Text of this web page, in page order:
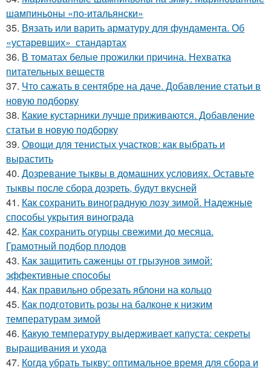
шампиньоны «по-итальянски»
35. Вязать или варить арматуру для фундамента. Об
«устаревших» стандартах
36. В томатах белые прожилки причина. Нехватка
питательных веществ
37. Что сажать в сентябре на даче. Добавление статьи в
новую подборку
38. Какие кустарники лучше приживаются. Добавление
статьи в новую подборку
39. Овощи для тенистых участков: как выбрать и
вырастить
40. Дозревание тыквы в домашних условиях. Оставьте
тыквы после сбора дозреть, будут вкусней
41. Как сохранить виноградную лозу зимой. Надежные
способы укрытия винограда
42. Как сохранить огурцы свежими до месяца.
Грамотный подбор плодов
43. Как защитить саженцы от грызунов зимой:
эффективные способы
44. Как правильно обрезать яблони на кольцо
45. Как подготовить розы на балконе к низким
температурам зимой
46. Какую температуру выдерживает капуста: секреты
выращивания и ухода
47. Когда убрать тыкву: оптимальное время для сбора и